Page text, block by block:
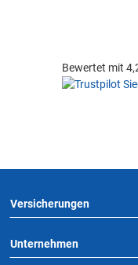
Bewertet mit
Versicherungen
Unternehmen